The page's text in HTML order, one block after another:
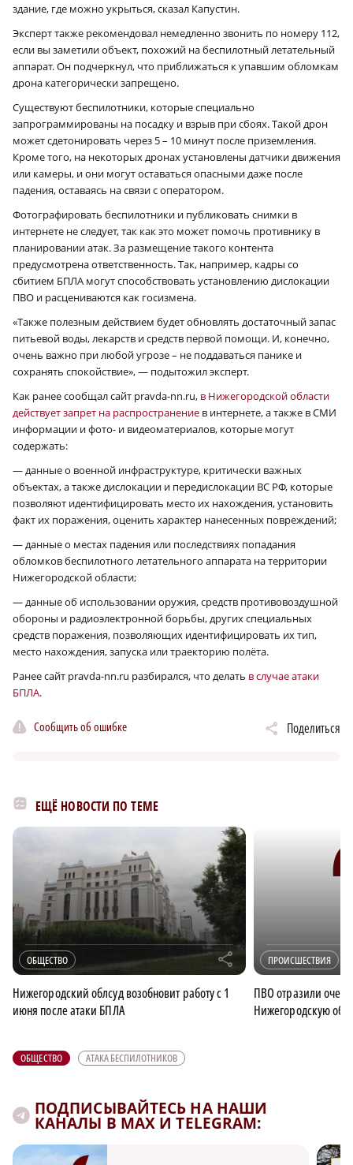
здание, где можно укрыться, сказал Капустин.
Эксперт также рекомендовал немедленно звонить по номеру 112,
если вы заметили объект, похожий на беспилотный летательный
аппарат. Он подчеркнул, что приближаться к упавшим обломкам
дрона категорически запрещено.
Существуют беспилотники, которые специально
запрограммированы на посадку и взрыв при сбоях. Такой дрон
может сдетонировать через 5 – 10 минут после приземления.
Кроме того, на некоторых дронах установлены датчики движения
или камеры, и они могут оставаться опасными даже после
падения, оставаясь на связи с оператором.
Фотографировать беспилотники и публиковать снимки в
интернете не следует, так как это может помочь противнику в
планировании атак. За размещение такого контента
предусмотрена ответственность. Так, например, кадры со
сбитием БПЛА могут способствовать установлению дислокации
ПВО и расцениваются как госизмена.
«Также полезным действием будет обновлять достаточный запас
питьевой воды, лекарств и средств первой помощи. И, конечно,
очень важно при любой угрозе – не поддаваться панике и
сохранять спокойствие», — подытожил эксперт.
Как ранее сообщал сайт pravda-nn.ru, в Нижегородской области
действует запрет на распространение в интернете, а также в СМИ
информации и фото- и видеоматериалов, которые могут
содержать:
— данные о военной инфраструктуре, критически важных
объектах, а также дислокации и передислокации ВС РФ, которые
позволяют идентифицировать место их нахождения, установить
факт их поражения, оценить характер нанесенных повреждений;
— данные о местах падения или последствиях попадания
обломков беспилотного летательного аппарата на территории
Нижегородской области;
— данные об использовании оружия, средств противовоздушной
обороны и радиоэлектронной борьбы, других специальных
средств поражения, позволяющих идентифицировать их тип,
место нахождения, запуска или траекторию полёта.
Ранее сайт pravda-nn.ru разбирался, что делать в случае атаки
БПЛА.
Сообщить об ошибке Поделиться
ЕЩЁ НОВОСТИ ПО ТЕМЕ
ОБЩЕСТВО r
Нижегородский облсуд возобновит работу с 1
июня после атаки БПЛА
ПРОИСШЕСТВИЯ
ПВО отразили
Нижегородскую
ОБЩЕСТВО АТАКА БЕСПИЛОТНИКОВ
ПОДПИСЫВАЙТЕСЬ НА НАШИ
КАНАЛЫ В MAX И TELEGRAM: